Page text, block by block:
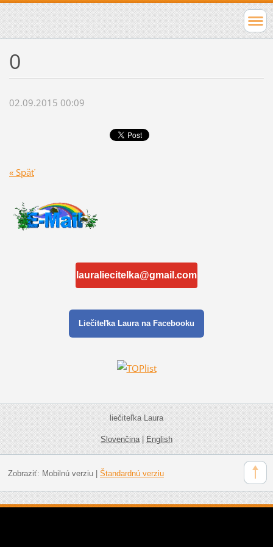
0
02.09.2015 00:09
« Späť
lauraliecitelka@gmail.com
Liečiteľka Laura na Facebooku
liečiteľka Laura
Slovenčina|English
Zobraziť: Mobilnú verziu| Štandardnú verziu